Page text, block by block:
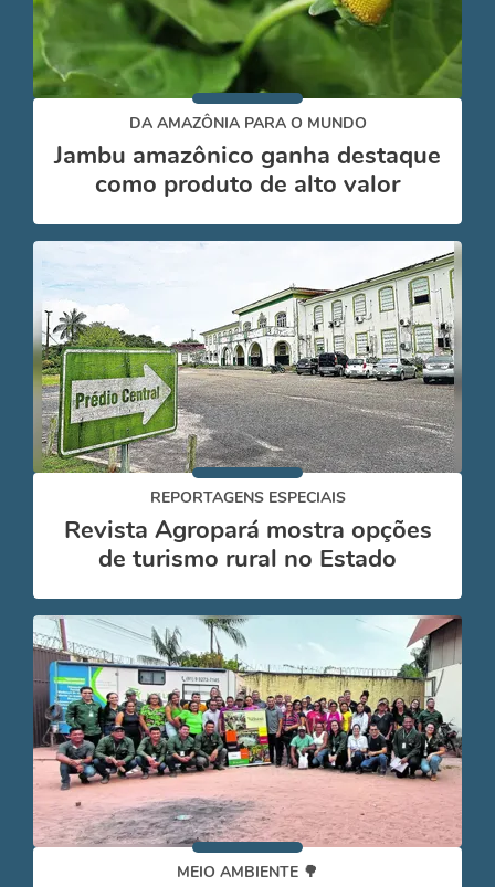
DA AMAZÔNIA PARA O MUNDO
Jambu amazônico ganha destaque
como produto de alto valor
REPORTAGENS ESPECIAIS
Revista Agropará mostra opções
de turismo rural no Estado
MEIO AMBIENTE 🌳